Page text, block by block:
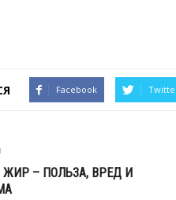
Facebook
– ПОЛЬЗА, ВРЕД И